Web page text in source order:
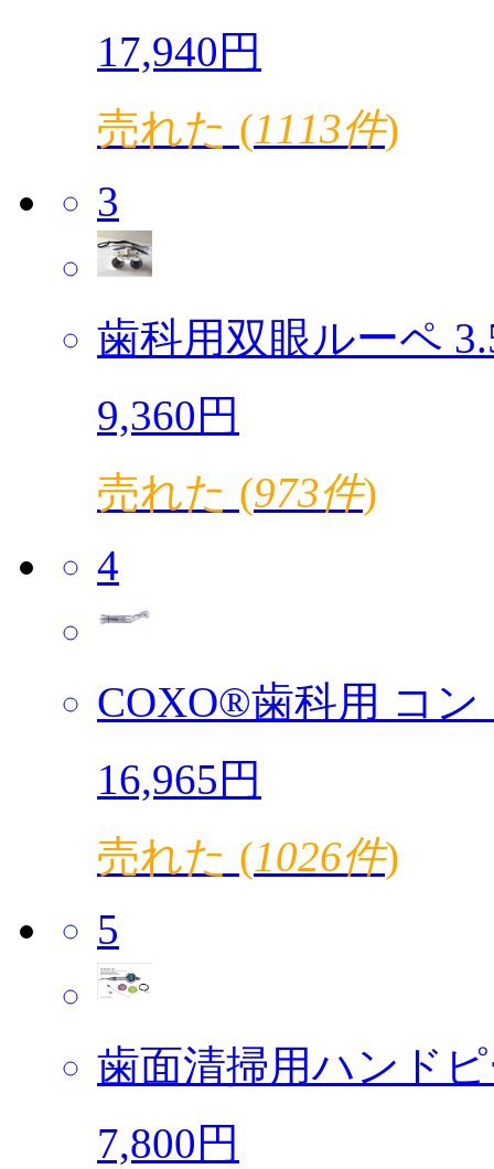
17,940円
売れた (1113件)
3
歯科用双眼ルーペ
9,360円
売れた (973件)
4
COXO®歯科用 コン
16,965円
売れた (1026件)
5
歯面清掃用ハンド
7,800円